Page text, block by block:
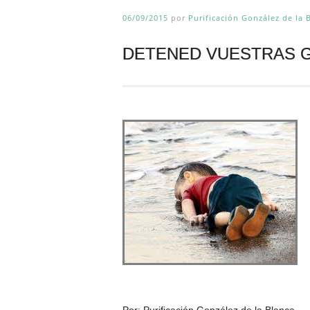
06/09/2015 por Purificación González de la
DETENED VUESTRAS